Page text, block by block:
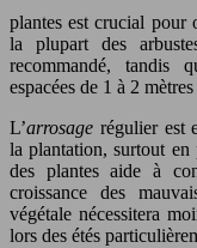
plantes est crucial pour
la plupart des
recommandé, tandis
espacées de 1 à 2
L’arrosage régulier est
la plantation, surtout en
des plantes aide à
croissance des
végétale nécessitera
lors des étés